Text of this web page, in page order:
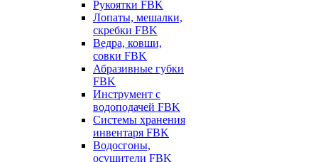
Рукоятки FBK
Лопаты, мешалки,
скребки FBK
Ведра, ковши,
совки FBK
Абразивные губки
FBK
Инструмент с
водоподачей FBK
Системы хранения
инвентаря FBK
Водосгоны,
осушители FBK